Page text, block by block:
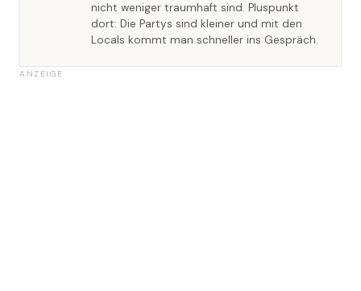
nicht weniger traumhaft sind. Pluspunkt
dort: Die Partys sind kleiner und mit den
Locals kommt man schneller ins Gespräch.
ANZEIGE